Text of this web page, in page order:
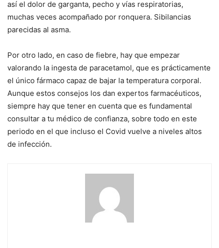
así el dolor de garganta, pecho y vías respiratorias,
muchas veces acompañado por ronquera. Sibilancias
parecidas al asma.
Por otro lado, en caso de fiebre, hay que empezar
valorando la ingesta de paracetamol, que es prácticamente
el único fármaco capaz de bajar la temperatura corporal.
Aunque estos consejos los dan expertos farmacéuticos,
siempre hay que tener en cuenta que es fundamental
consultar a tu médico de confianza, sobre todo en este
periodo en el que incluso el Covid vuelve a niveles altos
de infección.